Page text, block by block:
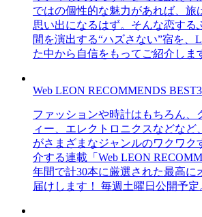
ではの個性的な魅力があれば、旅
思い出になるはず。そんな恋する
間を演出する“ハズさない”宿を、
た中から自信をもってご紹介しま
Web LEON RECOMMENDS
ファッションや時計はもちろん、
ィー、エレクトロニクスなどなど
がさまざまなジャンルのワクワク
介する連載「Web LEON
年間で計30本に厳選された最高に
届けします！ 毎週土曜日公開予定